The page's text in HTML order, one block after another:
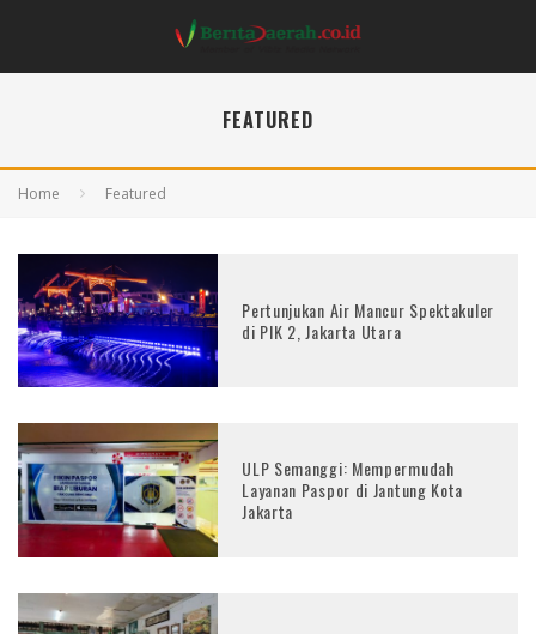
FEATURED
Home Featured
Pertunjukan Air Mancur Spektakuler
di PIK 2, Jakarta Utara
ULP Semanggi: Mempermudah
Layanan Paspor di Jantung Kota
Jakarta